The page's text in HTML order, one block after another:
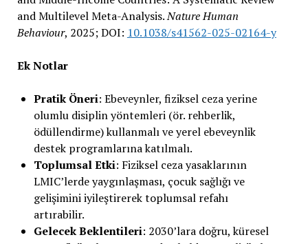
and Multilevel Meta-Analysis.Nature Human
Behaviour, 2025; DOI: 10.1038/s41562-025-02164-y
Ek Notlar
Pratik Öneri: Ebeveynler, fiziksel ceza yerine
olumlu disiplin yöntemleri (ör. rehberlik,
ödüllendirme) kullanmalı ve yerel ebeveynlik
destek programlarına katılmalı.
Toplumsal Etki: Fiziksel ceza yasaklarının
LMIC’lerde yaygınlaşması, çocuk sağlığı ve
gelişimini iyileştirerek toplumsal refahı
artırabilir.
Gelecek Beklentileri: 2030’lara doğru, küresel